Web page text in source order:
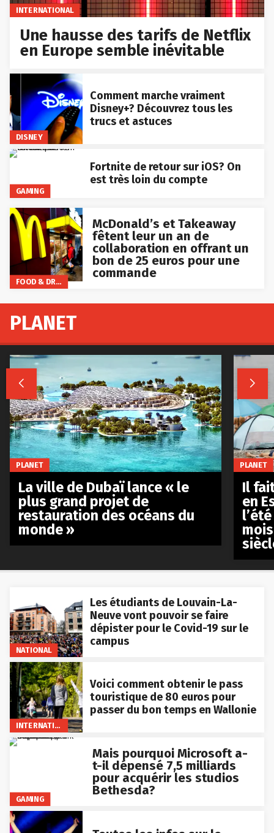
INTERNATIONAL
Une hausse des tarifs de Netflix
en Europe semble inévitable
DISNEY
Comment marche vraiment
Disney+? Découvrez tous les
trucs et astuces
GAMING
Fortnite de retour sur iOS? On
est très loin du compte
FOOD & DRINKS
McDonald’s et Takeaway
fêtent leur un an de
collaboration en offrant un
bon de 25 euros pour une
commande
NATIONAL
Les étudiants de Louvain-La-
Neuve vont pouvoir se faire
dépister pour le Covid-19 sur le
campus
INTERNATIONAL
Voici comment obtenir le pass
touristique de 80 euros pour
passer du bon temps en Wallonie
GAMING
Mais pourquoi Microsoft a-
t-il dépensé 7,5 milliards
pour acquérir les studios
Bethesda?
PLANET
 
PLANET
La ville de Dubaï lance « le
plus grand projet de
restauration des océans du
monde »
PLANET
Il
en